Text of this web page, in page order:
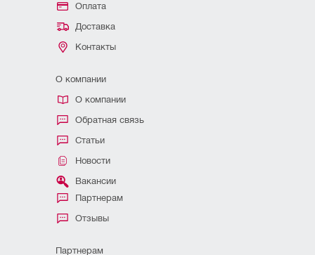
Оплата
Доставка
Контакты
О компании
О компании
Обратная связь
Статьи
Новости
Вакансии
Партнерам
Отзывы
Партнерам